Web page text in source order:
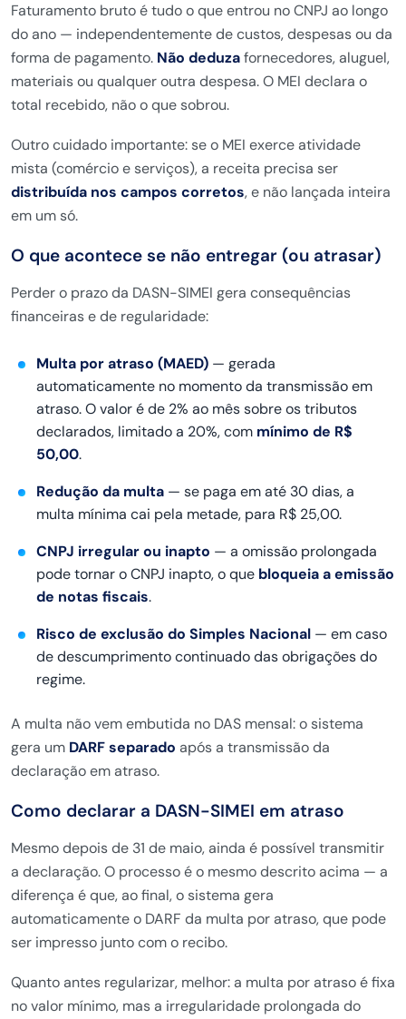
Faturamento bruto é tudo o que entrou noCNPJ ao longo
do ano — independentemente de custos, despesasou da
forma de pagamento. Não deduzafornecedores, aluguel,
materiais ou qualquer outra despesa. O MEI declara o
total recebido, não o que sobrou.
Outrocuidado importante: se o MEI exerceatividade
mista (comércio e serviços),a receita precisa ser
distribuída nos campos corretos, e não lançada inteira
em um só.
O que acontece se não entregar (ou atrasar)
Perder o prazo da DASN-SIMEI gera consequências
financeiras e de regularidade:
Multa por atraso (MAED) — gerada
automaticamente no momento da transmissão em
atraso. O valor é de 2% ao mês sobre os tributos
declarados, limitado a 20%, com mínimo de R$
50,00.
Redução da multa — se paga em até 30 dias, a
multa mínima cai pela metade, para R$ 25,00.
CNPJ irregular ou inapto — a omissão prolongada
pode tornar o CNPJ inapto, o que bloqueia a emissão
de notas fiscais.
Risco de exclusão do Simples Nacional — em caso
de descumprimentocontinuado das obrigações do
regime.
A multa não vem embutida no DAS mensal: o sistema
gera um DARF separado apósa transmissão da
declaração em atraso.
Como declarar a DASN-SIMEI em atraso
Mesmo depois de 31 de maio, ainda é possível transmitir
a declaração. O processo é o mesmo descrito acima — a
diferença é que, ao final, o sistema gera
automaticamente o DARF da multa por atraso, que pode
ser impresso juntocom o recibo.
Quanto antes regularizar, melhor: a multa por atrasoé fixa
no valor mínimo, mas a irregularidade prolongada do